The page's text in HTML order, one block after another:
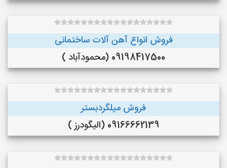
فروش انواع آهن آلات ساختمانی
09198417500 (محمودآباد )
فروش میلگردبستر
09166662139 (الیگودرز )